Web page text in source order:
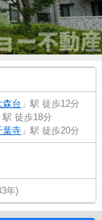
森台 」駅 徒歩12分
駅 徒歩18分
葉寺 」駅 徒歩20分
年)